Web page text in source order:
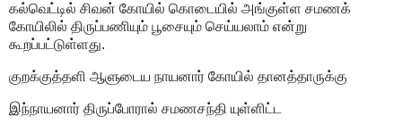
கல்வெட்டில் சிவன் கோயில் கொடையில் அங்குள்ள சமணக்
கோயிலில் திருப்பணியும் பூசையும் செய்யலாம் என்று
கூறப்பட்டுள்ளது.
குறக்குத்தளி ஆளுடைய நாயனார் கோயில் தானத்தாருக்கு
இந்நாயனார் திருப்போரால் சமணசந்தி யுள்ளிட்ட